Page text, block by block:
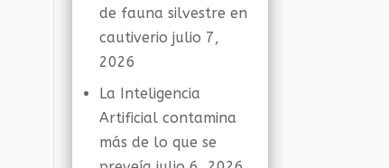
de fauna silvestre en
cautiverio julio 7,
2026
La Inteligencia
Artificial contamina
más de lo que se